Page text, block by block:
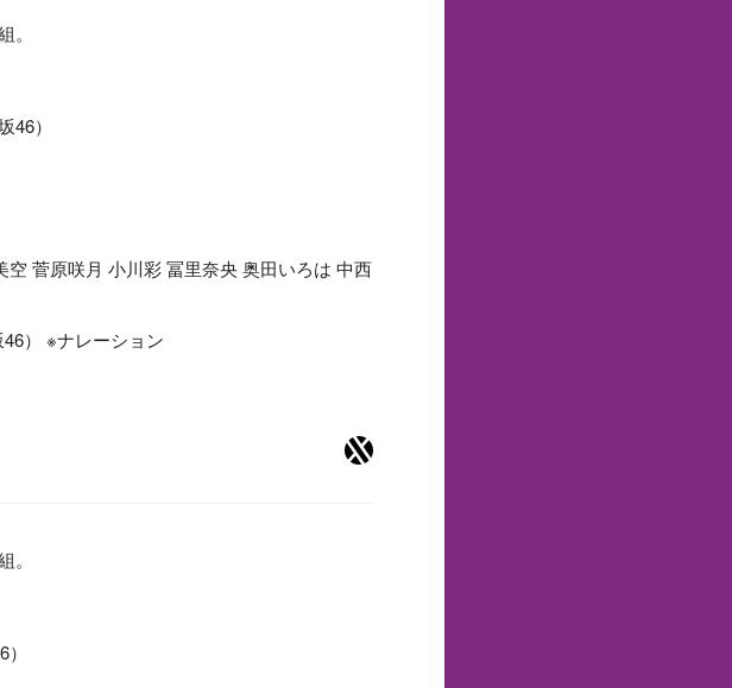
46）
菅原咲月 小川彩 冨里奈央 奥田いろは 中西
） ※ナレーション